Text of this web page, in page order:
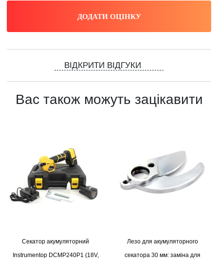
ВІДКРИТИ ВІДГУКИ
Вас також можуть зацікавити
Секатор акумуляторний
Instrumentop DCMP240P1 (18V,
Лезо для акумуляторного
секатора 30 мм: заміна для